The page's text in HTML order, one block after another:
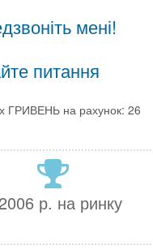
мені!
питання
ГРИВЕНЬ на рахунок: 26
р. на ринку